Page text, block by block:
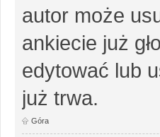
autor może
ankiecie już
edytować lub
już trwa.
Góra